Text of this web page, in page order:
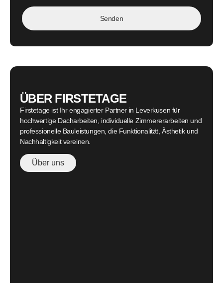
Senden
ÜBER FIRSTETAGE
Firstetage ist Ihr engagierter Partner in Leverkusen für
hochwertige Dacharbeiten, individuelle Zimmererarbeiten und
professionelle Bauleistungen, die Funktionalität, Ästhetik und
Nachhaltigkeit vereinen.
Über uns